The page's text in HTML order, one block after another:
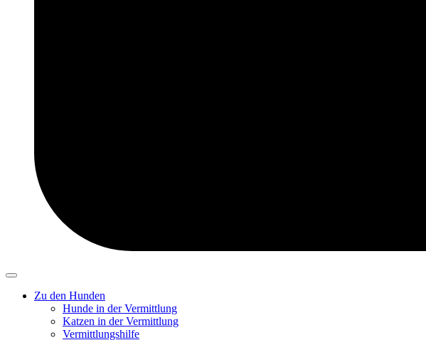
Zu den Hunden
Hunde in der Vermittlung
Katzen in der Vermittlung
Vermittlungshilfe